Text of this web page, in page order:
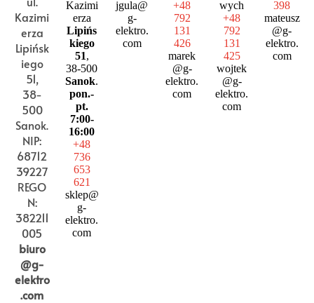
Kazimi
erza
Lipińsk
iego
51,
38-
500
Sanok.
NIP:
68712
39227
REGO
N:
382211
005
biuro
@g-
elektro
.com
Kazimi
erza
Lipińs
kiego
51,
38-500
Sanok.
pon.-
pt.
7:00-
16:00
+48
736
653
621
sklep@
g-
elektro.
com
jgula@
g-
elektro.
com
+48
792
131
426
marek
@g-
elektro.
com
wych
+48
792
131
425
wojtek
@g-
elektro.
com
398
mateusz
@g-
elektro.
com